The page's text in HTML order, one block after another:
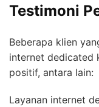
Testimoni
Beberapa klien
internet dedicated
positif, antara lain:
Layanan internet